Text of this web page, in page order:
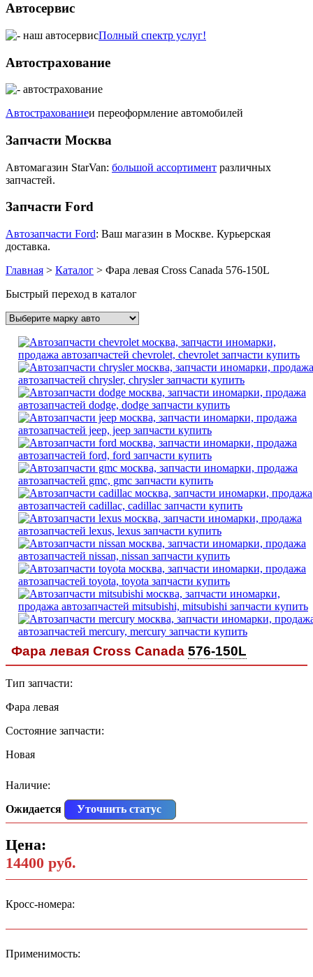
Автосервис
Полный спектр услуг!
Автострахование
Автострахованиеи переоформление автомобилей
Запчасти Москва
Автомагазин StarVan: большой ассортимент различных
запчастей.
Запчасти Ford
Автозапчасти Ford: Ваш магазин в Москве. Курьерская
доставка.
Главная > Каталог > Фара левая Cross Canada 576-150L
Быстрый переход в каталог
Фара левая Cross Canada 576-150L
Тип запчасти:
Фара левая
Состояние запчасти:
Новая
Наличие:
Ожидается
Уточнить статус
Цена:
14400 руб.
Кросс-номера:
Применимость: